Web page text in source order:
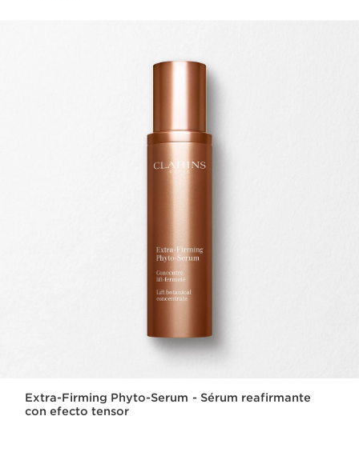
Extra-Firming Phyto-Serum - Sérum reafirmante
con efecto tensor